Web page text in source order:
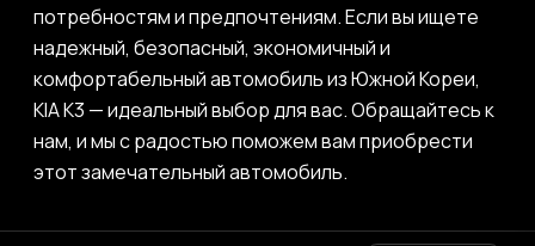
потребностям и предпочтениям. Если вы ищете
надежный, безопасный, экономичный и
комфортабельный автомобиль из Южной Кореи,
KIA K3 — идеальный выбор для вас. Обращайтесь к
нам, и мы с радостью поможем вам приобрести
этот замечательный автомобиль.